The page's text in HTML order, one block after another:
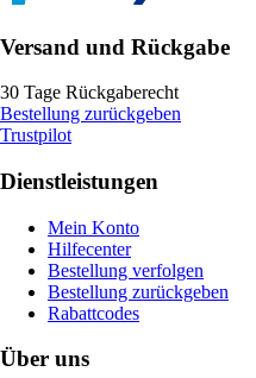
Versand und Rückgabe
30 Tage Rückgaberecht
Bestellung zurückgeben
Trustpilot
Dienstleistungen
Mein Konto
Hilfecenter
Bestellung verfolgen
Bestellung zurückgeben
Rabattcodes
Über uns